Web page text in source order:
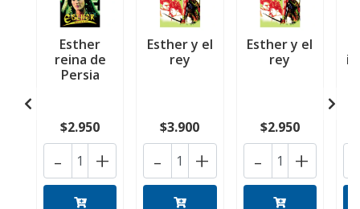
Esther
reina de
Persia
$2.950
+
-
Esther y el
rey
$3.900
+
-
Esther y el
rey
$2.950
+
-